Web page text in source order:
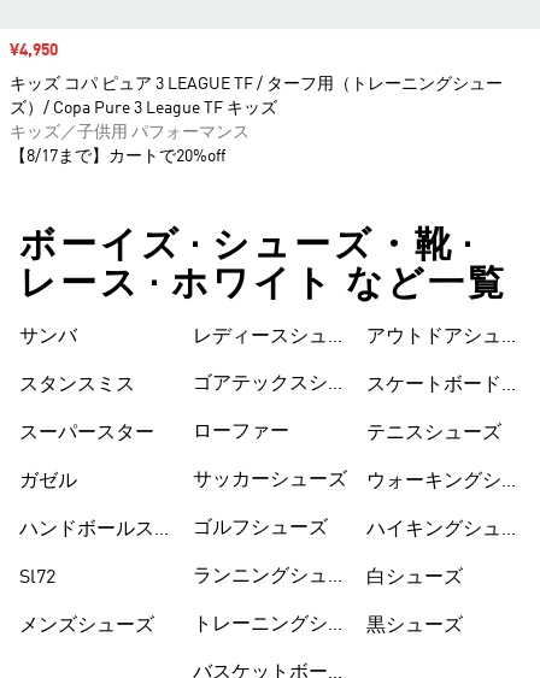
セール価格
¥4,950
キッズ コパ ピュア 3 LEAGUE TF / ターフ用（トレーニングシュー
ズ）/ Copa Pure 3 League TF キッズ
キッズ／子供用 パフォーマンス
【8/17まで】カートで20%off
ボーイズ • シューズ・靴 •
レース • ホワイト など一覧
サンバ
スタンスミス
スーパースター
ガゼル
ハンドボールスペ
Sl72
メンズシューズ
レディースシュー
ゴアテックスシュ
ローファー
サッカーシューズ
ゴルフシューズ
ランニングシュー
トレーニングシュ
バスケットボール
シューズ
アウトドアシュー
スケートボードシ
テニスシューズ
ウォーキングシュ
ハイキングシュー
白シューズ
黒シューズ